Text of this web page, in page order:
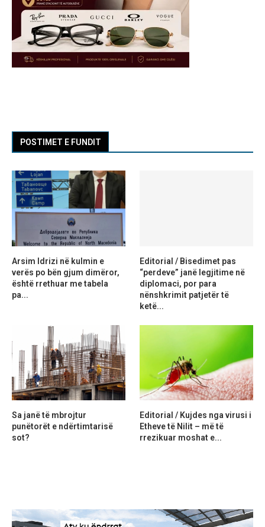
POSTIMET E FUNDIT
Arsim Idrizi në kulmin e
verës po bën gjum dimëror,
është rrethuar me tabela
pa...
Editorial / Bisedimet pas
“perdeve” janë legjitime në
diplomaci, por para
nënshkrimit patjetër të
ketë...
Sa janë të mbrojtur
punëtorët e ndërtimtarisë
sot?
Editorial / Kujdes nga virusi i
Etheve të Nilit – më të
rrezikuar moshat e...